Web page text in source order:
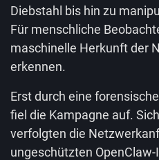
Diebstahl bis hin zu
Für menschliche
maschinelle Herkunft der
erkennen.
Erst durch eine
fiel die Kampagne auf.
verfolgten die
ungeschützten